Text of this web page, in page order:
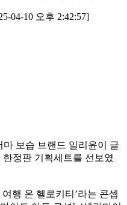
04-10 오후 2:42:57]
보습 브랜드 일리윤이 글
한정판 기획세트를 선보였
행 온 헬로키티’라는 콘셉